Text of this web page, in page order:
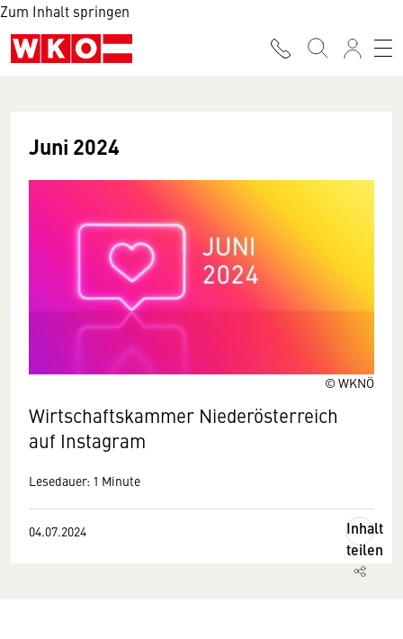
Zum Inhalt springen
© WKNÖ
Juni 2024
Wirtschaftskammer Niederösterreich
auf Instagram
Lesedauer: 1 Minute
04.07.2024
Inhalt
teilen